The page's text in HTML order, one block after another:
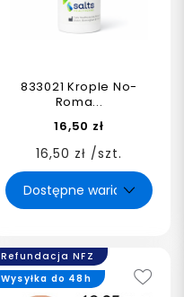
833021 Krople No-
Roma...
16,50 zł
16,50 zł /szt.
Refundacja NFZ
Wysyłka do 48h